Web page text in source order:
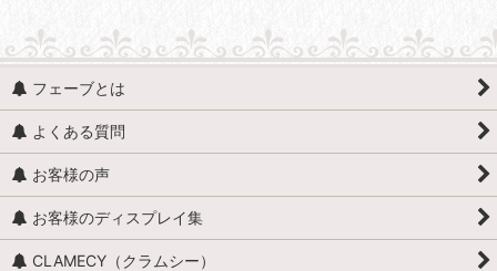
フェーブとは
よくある質問
お客様の声
お客様のディスプレイ集
CLAMECY（クラムシー）